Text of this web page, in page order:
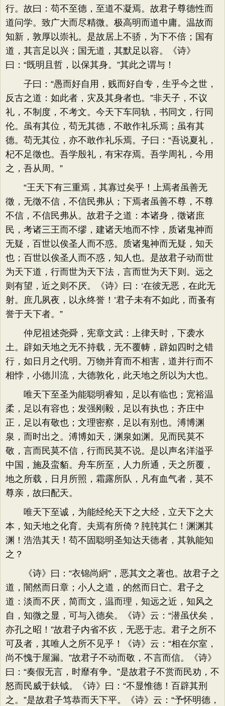
行。故曰：苟不至德，至道不凝焉。故君子尊德性而
道问学。致广大而尽精微。极高明而道中庸。温故而
知新，敦厚以崇礼。是故居上不骄，为下不倍；国有
道，其言足以兴；国无道，其默足以容。《诗》
曰：“既明且哲，以保其身。”其此之谓与！
子曰：“愚而好自用，贱而好自专，生乎今之世，
反古之道：如此者，灾及其身者也。”非天子，不议
礼，不制度，不考文。今天下车同轨，书同文，行同
伦。虽有其位，苟无其德，不敢作礼乐焉；虽有其
德。苟无其位，亦不敢作礼乐焉。子曰：“吾说夏礼，
杞不足徵也。吾学殷礼，有宋存焉。吾学周礼，今用
之，吾从周。”
“王天下有三重焉，其寡过矣乎！上焉者虽善无
徵，无徵不信，不信民弗从；下焉者虽善不尊，不尊
不信，不信民弗从。故君子之道：本诸身，徵诸庶
民，考诸三王而不缪，建诸天地而不悖，质诸鬼神而
无疑，百世以俟圣人而不惑。质诸鬼神而无疑，知天
也；百世以俟圣人而不惑，知人也。是故君子动而世
为天下道，行而世为天下法，言而世为天下则。远之
则有望，近之则不厌。《诗》曰：‘在彼无恶，在此无
射。庶几夙夜，以永终誉！’君子未有不如此，而蚤有
誉于天下者。”
仲尼祖述尧舜，宪章文武：上律天时，下袭水
土。辟如天地之无不持载，无不覆帱，辟如四时之错
行，如日月之代明。万物并育而不相害，道并行而不
相悖，小德川流，大德敦化，此天地之所以为大也。
唯天下至圣为能聪明睿知，足以有临也；宽裕温
柔，足以有容也；发强刚毅，足以有执也；齐庄中
正，足以有敬也；文理密察，足以有别也。溥博渊
泉，而时出之。溥博如天，渊泉如渊。见而民莫不
敬，言而民莫不信，行而民莫不说。是以声名洋溢乎
中国，施及蛮貊。舟车所至，人力所通，天之所覆，
地之所载，日月所照，霜露所队，凡有血气者，莫不
尊亲，故曰配天。
唯天下至诚，为能经纶天下之大经，立天下之大
本，知天地之化育。夫焉有所倚？肫肫其仁！渊渊其
渊！浩浩其天！苟不固聪明圣知达天德者，其孰能知
之？
《诗》曰：“衣锦尚絅”，恶其文之著也。故君子之
道，闇然而日章；小人之道，的然而日亡。君子之
道：淡而不厌，简而文，温而理，知远之近，知风之
自，知微之显，可与入德矣。《诗》云：“潜虽伏矣，
亦孔之昭！”故君子内省不疚，无恶于志。君子之所不
可及者，其唯人之所不见乎！《诗》云：“相在尔室，
尚不愧于屋漏。”故君子不动而敬，不言而信。《诗》
曰：“奏假无言，时靡有争。”是故君子不赏而民劝，不
怒而民威于鈇钺。《诗》曰：“不显惟德！百辟其刑
之。”是故君子笃恭而天下平。《诗》云：“予怀明德，